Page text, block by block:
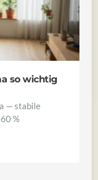
so wichtig
— stabile
%